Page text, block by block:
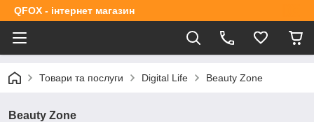
QFOX - інтернет магазин
Товари та послуги Digital Life Beauty Zone
Beauty Zone